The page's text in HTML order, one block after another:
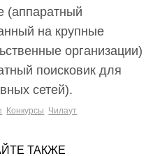
(аппаратный
на крупные
организации)
поисковик для
сетей).
Конкурсы Чилаут
ТАКЖЕ